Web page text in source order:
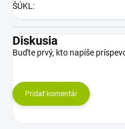
ŠÚKL:
Diskusia
Buďte prvý, kto napíše
Pridať komentár